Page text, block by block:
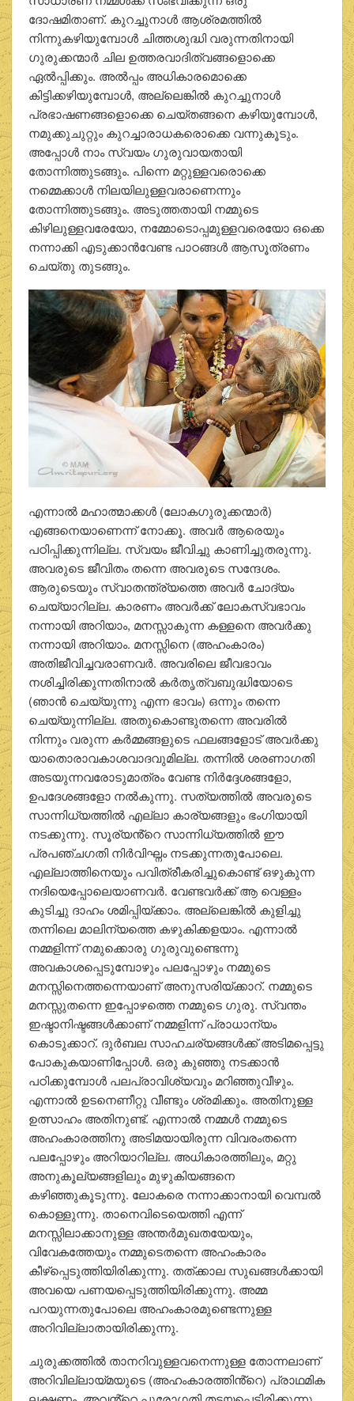
ദോഷമിതാണ്. കുറച്ചുനാൾ ആശ്രമത്തിൽ
നിന്നുകഴിയുമ്പോൾ ചിത്തശുദ്ധി വരുന്നതിനായി
ഗുരുക്കന്മാർ ചില ഉത്തരവാദിത്വങ്ങളൊക്കെ
ഏൽപ്പിക്കും. അൽപ്പം അധികാരമൊക്കെ
കിട്ടിക്കഴിയുമ്പോൾ, അല്ലെങ്കിൽ കുറച്ചുനാൾ
പ്രഭാഷണങ്ങളൊക്കെ ചെയ്തങ്ങനെ കഴിയുമ്പോൾ,
നമുക്കുചുറ്റും കുറച്ചാരാധകരൊക്കെ വന്നുകൂടും.
അപ്പോൾ നാം സ്വയം ഗുരുവായതായി
തോന്നിത്തുടങ്ങും. പിന്നെ മറ്റുള്ളവരൊക്കെ
നമ്മെക്കാൾ നിലയിലുള്ളവരാണെന്നും
തോന്നിത്തുടങ്ങും. അടുത്തതായി നമ്മുടെ
കിഴിലുള്ളവരേയോ, നമ്മോടൊപ്പമുള്ളവരെയോ ഒക്കെ
നന്നാക്കി എടുക്കാൻവേണ്ട പാഠങ്ങൾ ആസൂത്രണം
ചെയ്തു തുടങ്ങും.
എന്നാൽ മഹാത്മാക്കൾ (ലോകഗുരുക്കന്മാർ)
എങ്ങനെയാണെന്ന് നോക്കൂ. അവർ ആരെയും
പഠിപ്പിക്കുന്നില്ല. സ്വയം ജീവിച്ചു കാണിച്ചുതരുന്നു.
അവരുടെ ജീവിതം തന്നെ അവരുടെ സന്ദേശം.
ആരുടെയും സ്വാതന്ത്ര്യത്തെ അവർ ചോദ്യം
ചെയ്യാറില്ല. കാരണം അവർക്ക് ലോകസ്വഭാവം
നന്നായി അറിയാം, മനസ്സാകുന്ന കള്ളനെ അവർക്കു
നന്നായി അറിയാം. മനസ്സിനെ (അഹംകാരം)
അതിജീവിച്ചവരാണവർ. അവരിലെ ജീവഭാവം
നശിച്ചിരിക്കുന്നതിനാൽ കർതൃത്വബുദ്ധിയോടെ
(ഞാൻ ചെയ്യുന്നു എന്ന ഭാവം) ഒന്നും തന്നെ
ചെയ്യുന്നില്ല. അതുകൊണ്ടുതന്നെ അവരിൽ
നിന്നും വരുന്ന കർമ്മങ്ങളുടെ ഫലങ്ങളോട് അവർക്കു
യാതൊരാവകാശവാദവുമില്ല. തന്നിൽ ശരണാഗതി
അടയുന്നവരോടുമാത്രം വേണ്ട നിർദ്ദേശങ്ങളോ,
ഉപദേശങ്ങളോ നൽകുന്നു. സത്യത്തിൽ അവരുടെ
സാന്നിധ്യത്തിൽ എല്ലാ കാര്യങ്ങളും ഭംഗിയായി
നടക്കുന്നു. സൂര്യൻ്റെ സാന്നിധ്യത്തിൽ ഈ
പ്രപഞ്ചഗതി നിർവിഘ്നം നടക്കുന്നതുപോലെ.
എല്ലാത്തിനെയും പവിത്രീകരിച്ചുകൊണ്ട് ഒഴുകുന്ന
നദിയെപ്പോലെയാണവർ. വേണ്ടവർക്ക് ആ വെള്ളം
കുടിച്ചു ദാഹം ശമിപ്പിയ്ക്കാം. അല്ലെങ്കിൽ കുളിച്ചു
തന്നിലെ മാലിന്യത്തെ കഴുകിക്കളയാം. എന്നാൽ
നമ്മളിന്ന് നമുക്കൊരു ഗുരുവുണ്ടെന്നു
അവകാശപ്പെടുമ്പോഴും പലപ്പോഴും നമ്മുടെ
മനസ്സിനെത്തന്നെയാണ് അനുസരിയ്ക്കാറ്. നമ്മുടെ
മനസ്സുതന്നെ ഇപ്പോഴത്തെ നമ്മുടെ ഗുരു. സ്വന്തം
ഇഷ്ടാനിഷ്ടങ്ങൾക്കാണ് നമ്മളിന്ന് പ്രാധാന്യം
കൊടുക്കാറ്. ദുർബല സാഹചര്യങ്ങൾക്ക് അടിമപ്പെട്ടു
പോകുകയാണിപ്പോൾ. ഒരു കുഞ്ഞു നടക്കാൻ
പഠിക്കുമ്പോൾ പലപ്രാവിശ്യവും മറിഞ്ഞുവീഴും.
എന്നാൽ ഉടനെണീറ്റു വീണ്ടും ശ്രമിക്കും. അതിനുള്ള
ഉത്സാഹം അതിനുണ്ട്. എന്നാൽ നമ്മൾ നമ്മുടെ
അഹംകാരത്തിനു അടിമയായിരുന്ന വിവരംതന്നെ
പലപ്പോഴും അറിയാറില്ല. അധികാരത്തിലും, മറ്റു
അനുകൂല്യങ്ങളിലും മുഴുകിയങ്ങനെ
കഴിഞ്ഞുകൂടുന്നു. ലോകരെ നന്നാക്കാനായി വെമ്പൽ
കൊള്ളുന്നു. താനെവിടെയെത്തി എന്ന്
മനസ്സിലാക്കാനുള്ള അന്തർമുഖതയേയും,
വിവേകത്തേയും നമ്മുടെതന്നെ അഹംകാരം
കീഴ്‌പ്പെടുത്തിയിരിക്കുന്നു. തത്ക്കാല സുഖങ്ങൾക്കായി
അവയെ പണയപ്പെടുത്തിയിരിക്കുന്നു. അമ്മ
പറയുന്നതുപോലെ അഹംകാരമുണ്ടെന്നുള്ള
അറിവില്ലാതായിരിക്കുന്നു.
ചുരുക്കത്തിൽ താനറിവുള്ളവനെന്നുള്ള തോന്നലാണ്
അറിവില്ലായ്മയുടെ (അഹംകാരത്തിൻ്റെ) പ്രാഥമിക